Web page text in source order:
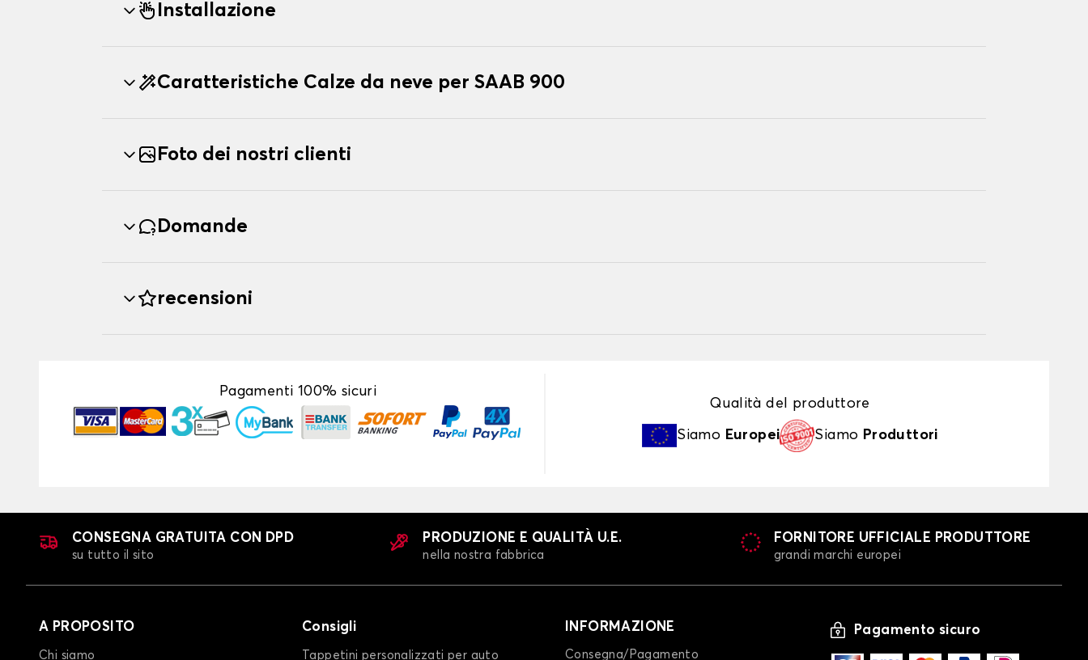
Installazione
Caratteristiche Calze da neve per SAAB 900
Foto dei nostri clienti
Domande
recensioni
Pagamenti 100% sicuri
Qualità del produttore
Siamo Europei Siamo Produttori
CONSEGNA GRATUITA CON DPD
su tutto il sito
PRODUZIONE E QUALITÀ U.E.
nella nostra fabbrica
FORNITORE UFFICIALE PRODUTTORE
grandi marchi europei
A PROPOSITO
Chi siamo
Consigli
Tappetini personalizzati per auto
INFORMAZIONE
Consegna/Pagamento
Pagamento sicuro